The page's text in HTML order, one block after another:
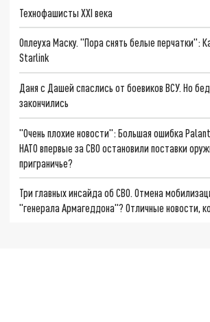
Технофашисты XXI века
Оплеуха Маску. "Пора снять белые перчатки":
Starlink
Даня с Дашей спаслись от боевиков ВСУ. Но
закончились
"Очень плохие новости": Большая ошибка
НАТО впервые за СВО остановили поставки
приграничье?
Три главных инсайда об СВО. Отмена
"генерала Армагеддона"? Отличные новости,